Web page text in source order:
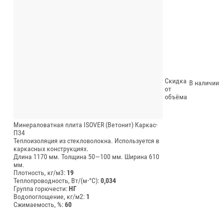
Минераловатная плита ISOVER (Ветонит) Каркас-
П34
Теплоизоляция из стекловолокна. Используется в
каркасных конструкциях.
Длина 1170 мм. Толщина 50—100 мм. Ширина 610
мм.
Плотность, кг/м3: 19
Теплопроводность, Вт/(м⋅°С):0,034
Группа горючести:НГ
Водопоглощение, кг/м2: 1
Сжимаемость, %:60
Скидка
от
объёма
В наличии